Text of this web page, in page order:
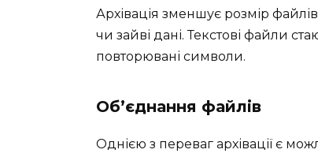
Архівація зменшує розмір
чи зайві дані. Текстові файли
повторювані символи.
Об’єднання файлів
Однією з переваг архівації є